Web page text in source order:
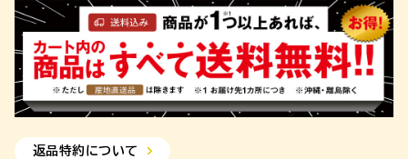
返品特約について